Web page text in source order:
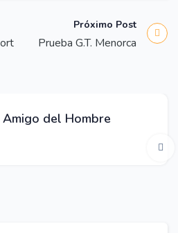
Próximo Post
Prueba G.T. Menorca
del Hombre